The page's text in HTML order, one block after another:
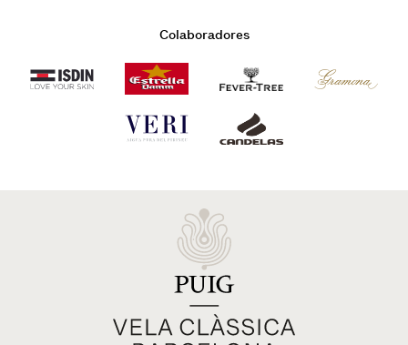
Colaboradores